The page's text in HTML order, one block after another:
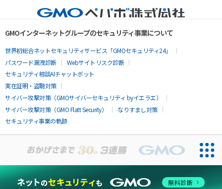
GMOインターネットグループのセキュリティ事業について
世界初総合ネットセキュリティサービス「GMOセキュリティ24」
パスワード漏洩診断
Webサイトリスク診断
セキュリティ相談AIチャットボット
実在証明・盗聴対策
サイバー攻撃対策（GMOサイバーセキュリティ byイエラエ）
サイバー攻撃対策（GMO Flatt Security）
なりすまし対策
セキュリティ事業の軌跡
お問い合わせ
無料診断